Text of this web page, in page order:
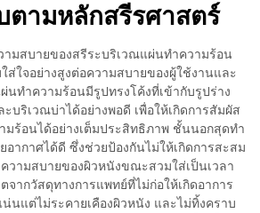
ตามหลักสรีรศาสตร์
ามสบายของสรีระบริเวณแผ่นทำความร้อน
ส่ใจอย่างสูงต่อความสบายของผู้ใช้งานและ
นทำความร้อนมีรูปทรงโค้งที่เข้ากับรูปร่าง
บริเวณบ่าได้อย่างพอดี เพื่อให้เกิดการสัมผัส
มร้อนได้อย่างเต็มประสิทธิภาพ ชั้นนอกสุดทำ
อากาศได้ดี ซึ่งช่วยป้องกันไม่ให้เกิดการสะสม
วามสบายของผิวหนังขณะสวมใส่เป็นเวลา
ากวัสดุทางการแพทย์ที่ไม่ก่อให้เกิดอาการ
นแต่ไม่ระคายเคืองผิวหนัง และไม่ทิ้งคราบ